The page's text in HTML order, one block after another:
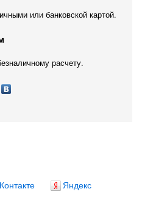
или банковской картой.
расчету.
Яндекс